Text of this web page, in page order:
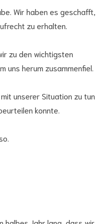
Wir haben es geschafft,
zu erhalten.
zu den wichtigsten
uns herum zusammenfiel.
unserer Situation zu tun
konnte.